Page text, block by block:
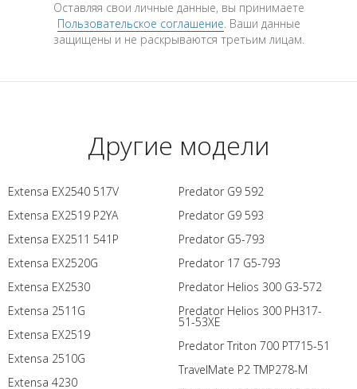
Оставляя свои личные данные, вы принимаете
Пользовательское соглашение. Ваши данные
защищены и не раскрываются третьим лицам.
Другие модели
Extensa EX2540 517V
Extensa EX2519 P2YA
Extensa EX2511 541P
Extensa EX2520G
Extensa EX2530
Extensa 2511G
Extensa EX2519
Extensa 2510G
Extensa 4230
Predator G9 592
Predator G9 593
Predator G5-793
Predator 17 G5-793
Predator Helios 300 G3-572
Predator Helios 300 PH317-
51-53XE
Predator Triton 700 PT715-51
TravelMate P2 TMP278-M